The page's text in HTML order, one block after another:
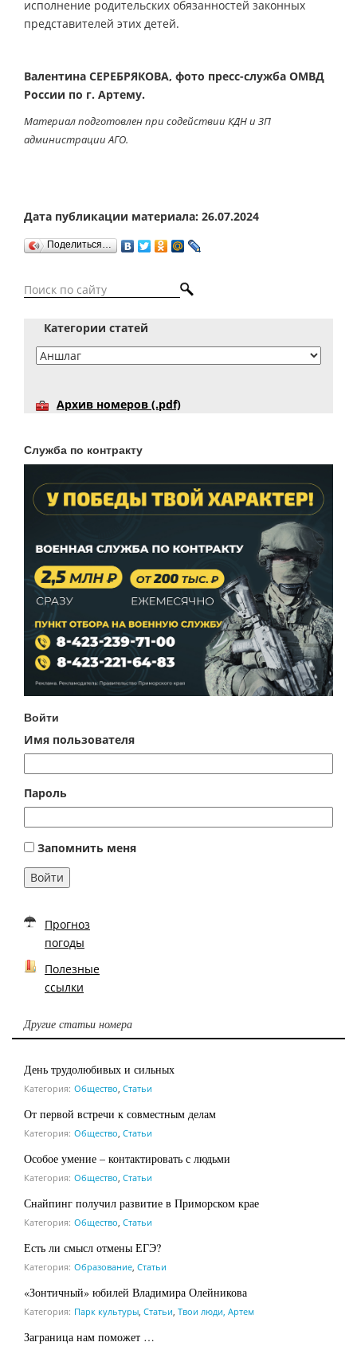
исполнение родительских обязанностей законных
представителей этих детей.
Валентина СЕРЕБРЯКОВА, фото пресс-служба ОМВД
России по г. Артему.
Материал подготовлен при содействии КДН и ЗП
администрации АГО.
Дата публикации материала: 26.07.2024
Поделиться…
Категории статей
Архив номеров (.pdf)
Служба по контракту
Войти
Имя пользователя
Пароль
Запомнить меня
Войти
Прогноз
погоды
Полезные
ссылки
Другие статьи номера
День трудолюбивых и сильных
Категория: Общество, Статьи
От первой встречи к совместным делам
Категория: Общество, Статьи
Особое умение – контактировать с людьми
Категория: Общество, Статьи
Снайпинг получил развитие в Приморском крае
Категория: Общество, Статьи
Есть ли смысл отмены ЕГЭ?
Категория: Образование, Статьи
«Зонтичный» юбилей Владимира Олейникова
Категория: Парк культуры, Статьи, Твои люди, Артем
Заграница нам поможет …